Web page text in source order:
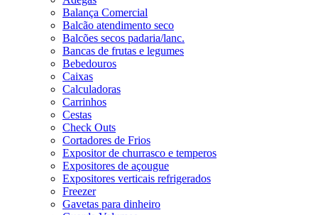
Balança Comercial
Balcão atendimento seco
Balcões secos padaria/lanc.
Bancas de frutas e legumes
Bebedouros
Caixas
Calculadoras
Carrinhos
Cestas
Check Outs
Cortadores de Frios
Expositor de churrasco e temperos
Expositores de açougue
Expositores verticais refrigerados
Freezer
Gavetas para dinheiro